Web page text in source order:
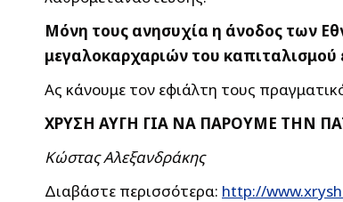
Μόνη τους ανησυχία η άνοδος των
μεγαλοκαρχαριών του
Ας κάνουμε τον εφιάλτη τους
ΧΡΥΣΗ ΑΥΓΗ ΓΙΑ ΝΑ ΠΑΡΟΥΜΕ ΤΗΝ
Κώστας Αλεξανδράκης
Διαβάστε περισσότερα: http://